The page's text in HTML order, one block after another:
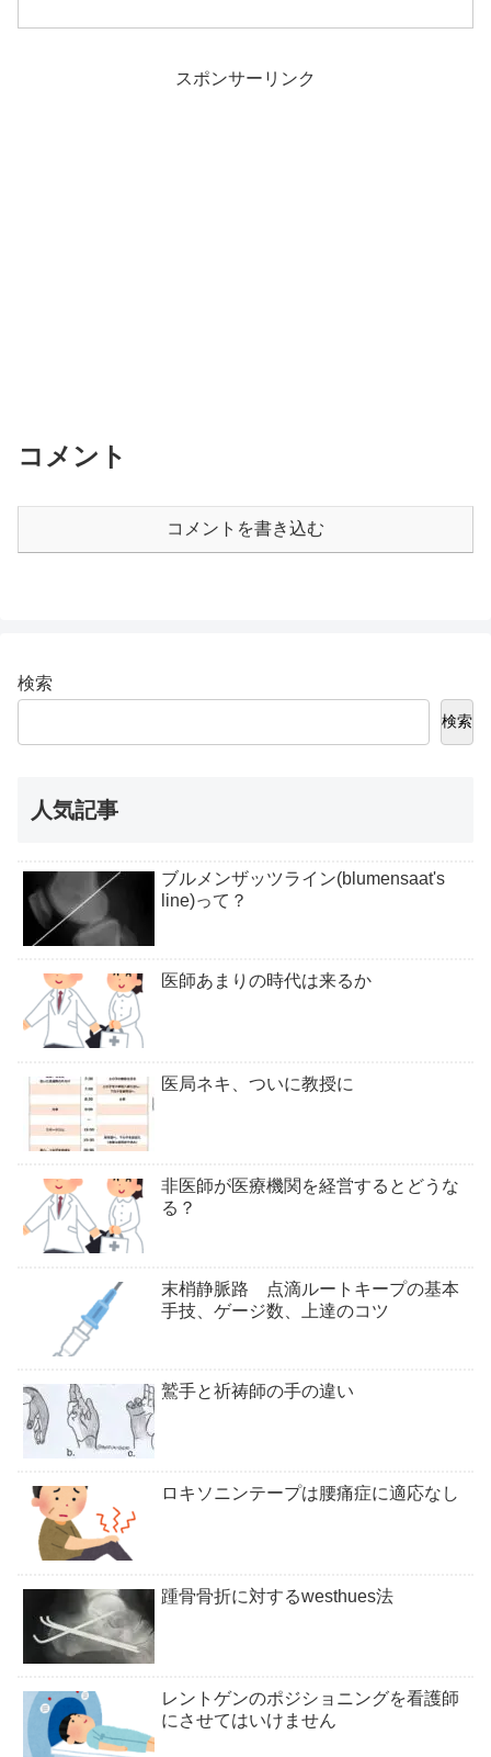
スポンサーリンク
コメント
コメントを書き込む
検索
検索
人気記事
ブルメンザッツライン(blumensaat's
line)って？
医師あまりの時代は来るか
医局ネキ、ついに教授に
非医師が医療機関を経営するとどうな
る？
末梢静脈路 点滴ルートキープの基本
手技、ゲージ数、上達のコツ
鷲手と祈祷師の手の違い
ロキソニンテープは腰痛症に適応なし
踵骨骨折に対するwesthues法
レントゲンのポジショニングを看護師
にさせてはいけません